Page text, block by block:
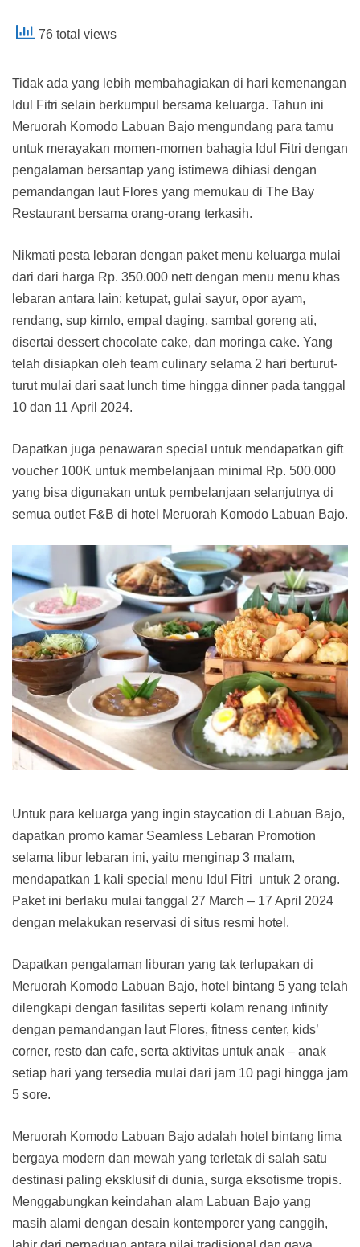
76 total views
Tidak ada yang lebih membahagiakan di hari kemenangan
Idul Fitri selain berkumpul bersama keluarga. Tahun ini
Meruorah Komodo Labuan Bajo mengundang para tamu
untuk merayakan momen-momen bahagia Idul Fitri dengan
pengalaman bersantap yang istimewa dihiasi dengan
pemandangan laut Flores yang memukau di The Bay
Restaurant bersama orang-orang terkasih.
Nikmati pesta lebaran dengan paket menu keluarga mulai
dari dari harga Rp. 350.000 nett dengan menu menu khas
lebaran antara lain: ketupat, gulai sayur, opor ayam,
rendang, sup kimlo, empal daging, sambal goreng ati,
disertai dessert chocolate cake, dan moringa cake. Yang
telah disiapkan oleh team culinary selama 2 hari berturut-
turut mulai dari saat lunch time hingga dinner pada tanggal
10 dan 11 April 2024.
Dapatkan juga penawaran special untuk mendapatkan gift
voucher 100K untuk membelanjaan minimal Rp. 500.000
yang bisa digunakan untuk pembelanjaan selanjutnya di
semua outlet F&B di hotel Meruorah Komodo Labuan Bajo.
Untuk para keluarga yang ingin staycation di Labuan Bajo,
dapatkan promo kamar Seamless Lebaran Promotion
selama libur lebaran ini, yaitu menginap 3 malam,
mendapatkan 1 kali special menu Idul Fitri untuk 2 orang.
Paket ini berlaku mulai tanggal 27 March – 17 April 2024
dengan melakukan reservasi di situs resmi hotel.
Dapatkan pengalaman liburan yang tak terlupakan di
Meruorah Komodo Labuan Bajo, hotel bintang 5 yang telah
dilengkapi dengan fasilitas seperti kolam renang infinity
dengan pemandangan laut Flores, fitness center, kids’
corner, resto dan cafe, serta aktivitas untuk anak – anak
setiap hari yang tersedia mulai dari jam 10 pagi hingga jam
5 sore.
Meruorah Komodo Labuan Bajo adalah hotel bintang lima
bergaya modern dan mewah yang terletak di salah satu
destinasi paling eksklusif di dunia, surga eksotisme tropis.
Menggabungkan keindahan alam Labuan Bajo yang
masih alami dengan desain kontemporer yang canggih,